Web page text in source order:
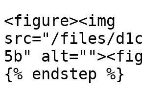
<figure><img
src="/files/
5b"
{% endstep %}